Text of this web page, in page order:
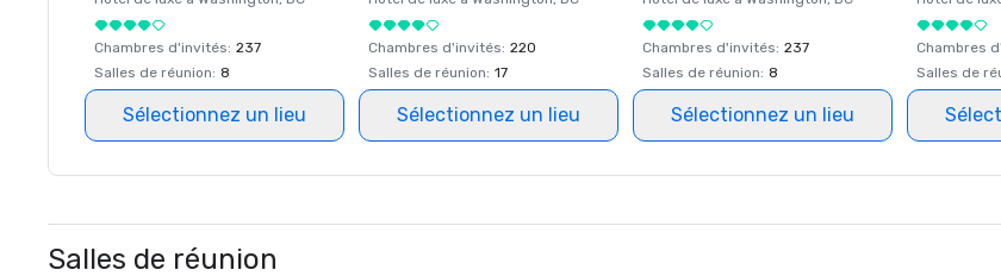
Chambres d'invités: 237
Salles de réunion: 8
Sélectionnez un lieu
Chambres d'invités: 220
Salles de réunion: 17
Sélectionnez un lieu
Chambres d'invités: 237
Salles de réunion: 8
Sélectionnez un lieu
Chambres
Salles de
Salles de réunion